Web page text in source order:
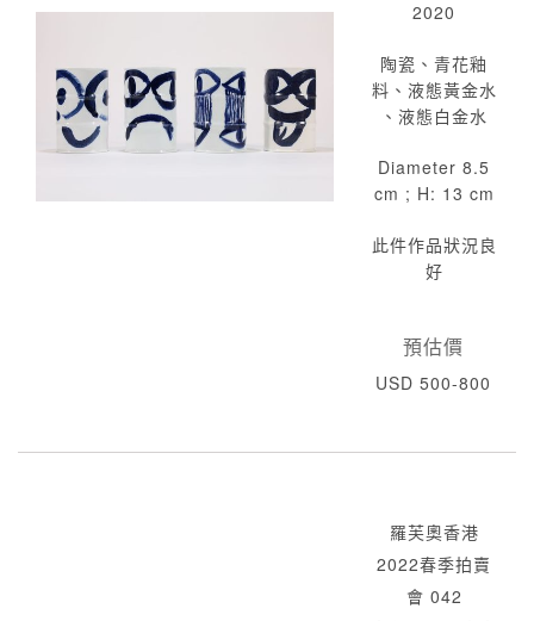
2020
陶瓷、青花釉
料、液態黃金水
、液態白金水
Diameter 8.5
cm ; H: 13 cm
此件作品狀況良
好
預估價
USD 500-800
羅芙奧香港
2022春季拍賣
會 042